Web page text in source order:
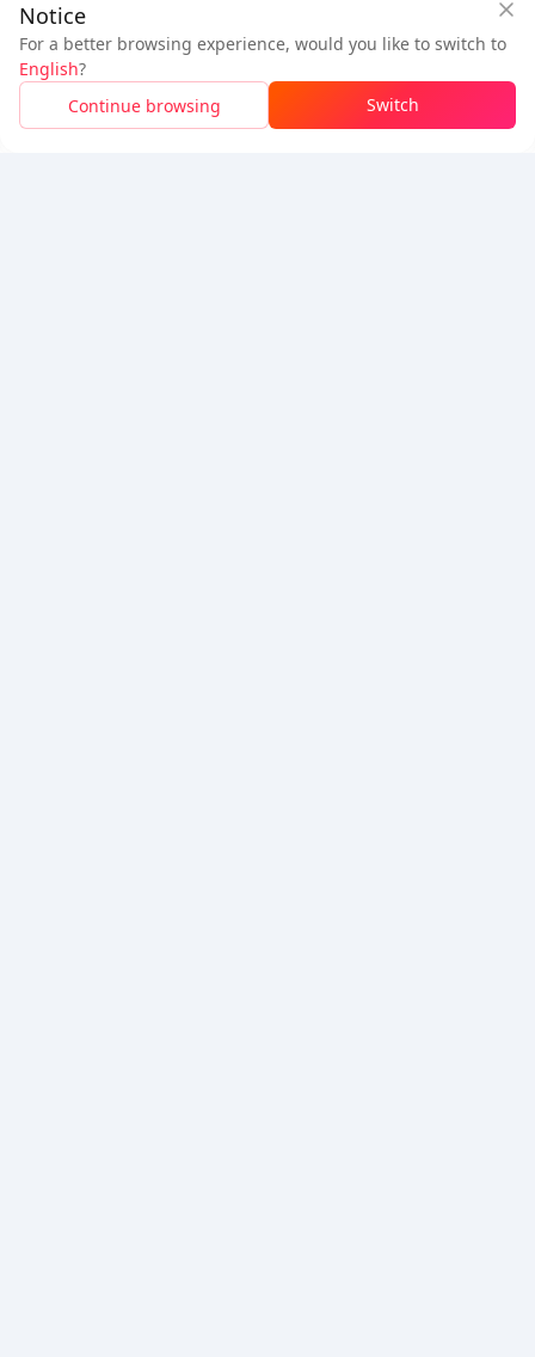
A pagar
Ahorrado$0.04
$1.02
Inicia sesiónparaobtener 50 puntos (0.50 USD)+1puntos (0.01
USD)
Recargar
Notice
For a better browsing experience, would you like to switch to
English?
Continue browsing
Switch
Descargar BuffBuff
Síguenos